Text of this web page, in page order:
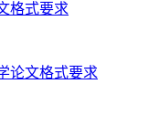
格式要求
论文格式要求